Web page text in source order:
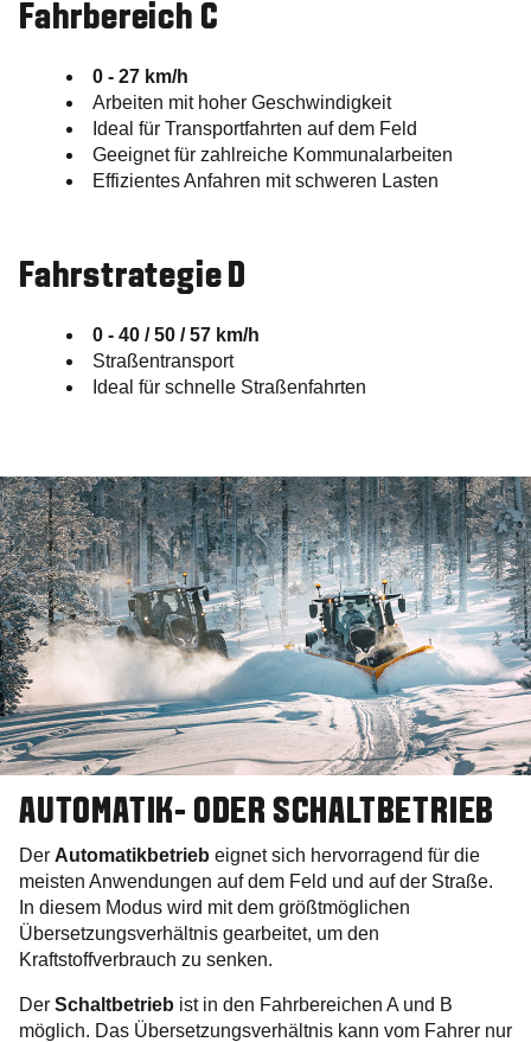
Fahrbereich C
0 - 27 km/h
Arbeiten mit hoher Geschwindigkeit
Ideal für Transportfahrten auf dem Feld
Geeignet für zahlreiche Kommunalarbeiten
Effizientes Anfahren mit schweren Lasten
Fahrstrategie D
0 - 40 / 50 / 57 km/h
Straßentransport
Ideal für schnelle Straßenfahrten
AUTOMATIK- ODER SCHALTBETRIEB
Der Automatikbetrieb eignet sich hervorragend für die
meisten Anwendungen auf dem Feld und auf der Straße.
In diesem Modus wird mit dem größtmöglichen
Übersetzungsverhältnis gearbeitet, um den
Kraftstoffverbrauch zu senken.
Der Schaltbetrieb ist in den Fahrbereichen A und B
möglich. Das Übersetzungsverhältnis kann vom Fahrer nur